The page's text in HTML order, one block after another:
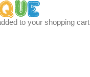
to your shopping cart